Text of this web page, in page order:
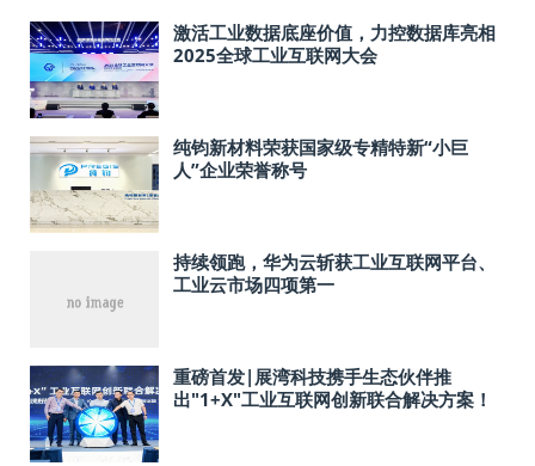
激活工业数据底座价值，力控数据库亮相
2025全球工业互联网大会
纯钧新材料荣获国家级专精特新“小巨
人”企业荣誉称号
持续领跑，华为云斩获工业互联网平台、
工业云市场四项第一
重磅首发|展湾科技携手生态伙伴推
出"1+X"工业互联网创新联合解决方案！